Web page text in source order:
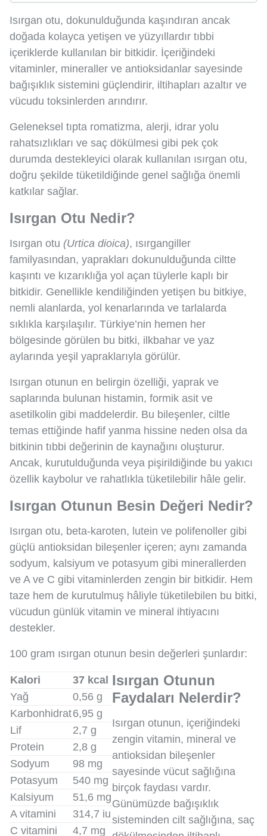
Isırgan otu, dokunulduğunda kaşındıran ancak
doğada kolayca yetişen ve yüzyıllardır tıbbi
içeriklerde kullanılan bir bitkidir. İçeriğindeki
vitaminler, mineraller ve antioksidanlar sayesinde
bağışıklık sistemini güçlendirir, iltihapları azaltır ve
vücudu toksinlerden arındırır.
Geleneksel tıpta romatizma, alerji, idrar yolu
rahatsızlıkları ve saç dökülmesi gibi pek çok
durumda destekleyici olarak kullanılan ısırgan otu,
doğru şekilde tüketildiğinde genel sağlığa önemli
katkılar sağlar.
Isırgan Otu Nedir?
Isırgan otu (Urtica dioica), ısırgangiller
familyasından, yaprakları dokunulduğunda ciltte
kaşıntı ve kızarıklığa yol açan tüylerle kaplı bir
bitkidir. Genellikle kendiliğinden yetişen bu bitkiye,
nemli alanlarda, yol kenarlarında ve tarlalarda
sıklıkla karşılaşılır. Türkiye’nin hemen her
bölgesinde görülen bu bitki, ilkbahar ve yaz
aylarında yeşil yapraklarıyla görülür.
Isırgan otunun en belirgin özelliği, yaprak ve
saplarında bulunan histamin, formik asit ve
asetilkolin gibi maddelerdir. Bu bileşenler, ciltle
temas ettiğinde hafif yanma hissine neden olsa da
bitkinin tıbbi değerinin de kaynağını oluşturur.
Ancak, kurutulduğunda veya pişirildiğinde bu yakıcı
özellik kaybolur ve rahatlıkla tüketilebilir hâle gelir.
Isırgan Otunun Besin Değeri Nedir?
Isırgan otu, beta-karoten, lutein ve polifenoller gibi
güçlü antioksidan bileşenler içeren; aynı zamanda
sodyum, kalsiyum ve potasyum gibi minerallerden
ve A ve C gibi vitaminlerden zengin bir bitkidir. Hem
taze hem de kurutulmuş hâliyle tüketilebilen bu bitki,
vücudun günlük vitamin ve mineral ihtiyacını
destekler.
100 gram ısırgan otunun besin değerleri şunlardır:
Kalori
37 kcal
Yağ
0,56 g
Karbonhidrat6,95 g
Lif
2,7 g
Protein
2,8 g
Sodyum
98 mg
Potasyum
540 mg
Kalsiyum
51,6 mg
A vitamini
314,7 iu
C vitamini
4,7 mg
Isırgan Otunun
Faydaları Nelerdir?
Isırgan otunun, içeriğindeki
zengin vitamin, mineral ve
antioksidan bileşenler
sayesinde vücut sağlığına
birçok faydası vardır.
Günümüzde bağışıklık
sisteminden cilt sağlığına, saç